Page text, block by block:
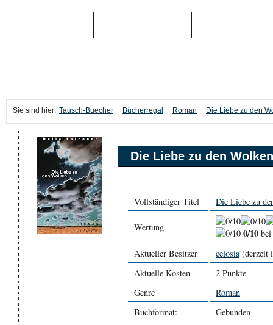
Sie sind hier: Tausch-Buecher Bücherregal Roman Die Liebe zu den
Die Liebe zu den Wolken
Vollständiger Titel Die Liebe zu
Wertung 0/10
Aktueller Besitzer
celosia(derzeit
Aktuelle Kosten
2 Punkte
Genre
Roman
Buchformat:
Gebunden